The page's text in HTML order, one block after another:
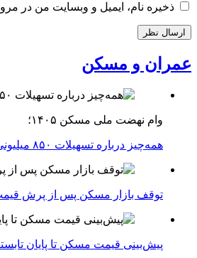
ذخیره نام، ایمیل و وبسایت من در
عمران و مسکن
وام نهضت ملی مسکن ۱۴۰۵؛
همه‌چیز درباره تسهیلات ۸۵۰ میلیونی
توقف بازار مسکن پس از پرش
پیش‌بینی قیمت مسکن تا پایان تابستان